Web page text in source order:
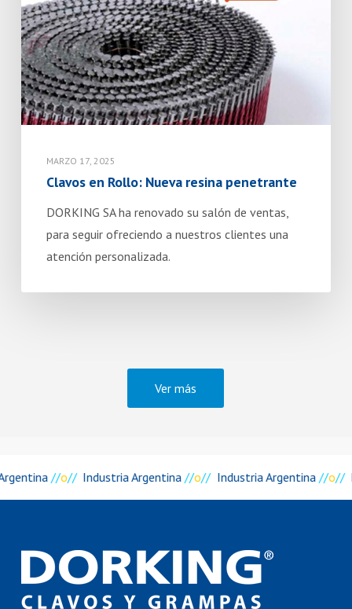
resina
penetrante
MARZO 17, 2025
Clavos en Rollo: Nueva resina penetrante
DORKING SA ha renovado su salón de ventas,
para seguir ofreciendo a nuestros clientes una
atención personalizada.
Ver más
//o// Industria Argentina//o// Industria Argentina//o//